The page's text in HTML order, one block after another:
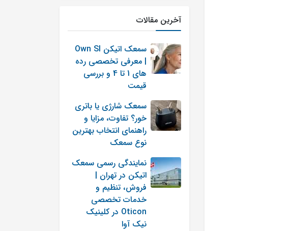
آخرین مقالات
سمعک اتیکن Own SI
| معرفی تخصصی رده
های 1 تا 4 و بررسی
قیمت
سمعک شارژی یا باتری
خور؟ تفاوت، مزایا و
راهنمای انتخاب بهترین
نوع سمعک
نمایندگی رسمی سمعک
اتیکن در تهران |
فروش، تنظیم و
خدمات تخصصی
Oticon در کلینیک
نیک آوا